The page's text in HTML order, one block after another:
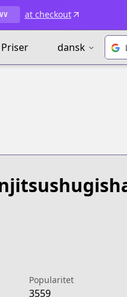
at checkout
Priser dansk
Popularitet
3559